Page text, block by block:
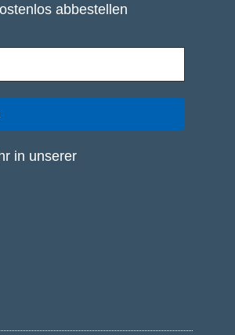
abbestellen
in unserer